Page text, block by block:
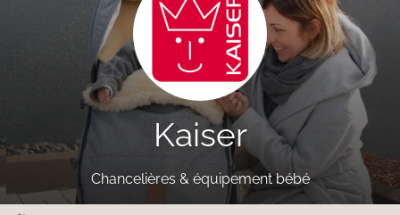
Kaiser
Chancelières & équipement bébé